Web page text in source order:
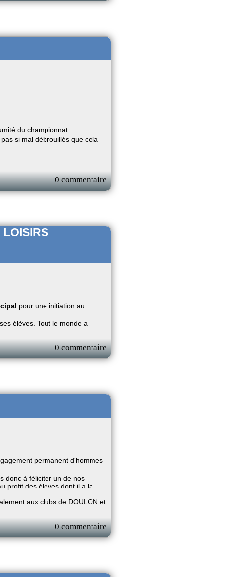
du championnat
si mal débrouillés que cela
0 commentaire
LOISIRS
pour une initiation au
élèves. Tout le monde a
0 commentaire
permanent d'hommes
donc à féliciter un de nos
profit des élèves dont il a la
aux clubs de DOULON et
0 commentaire